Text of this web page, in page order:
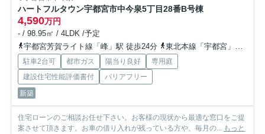
ハートフルタウン宇都宮市中今泉5丁目28番B号棟
4,590万円
- / 98.95㎡ / 4LDK /予定
宇都宮芳賀ライト線「峰」駅 徒歩24分
東北本線「宇都宮」駅 徒歩33分
駐車2台可 都市ガス 陽当り良好
専用庭
建設住宅性能評価書付
バリアフリー
新築
住宅ローンのご相談お任せ下さい。お客様の現状から最適な窓口をご提
案させて頂きます。お車の借り入れが残っている方や、毎月の... もっと